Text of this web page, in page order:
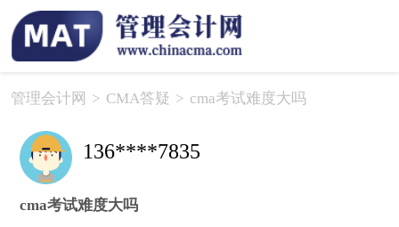
管理会计网 > CMA答疑 > cma考试难度大吗
136****7835
cma考试难度大吗